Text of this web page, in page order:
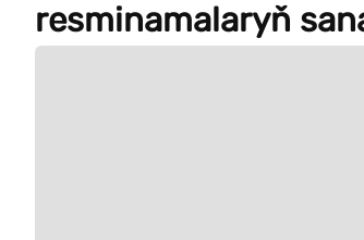
resminamalaryň